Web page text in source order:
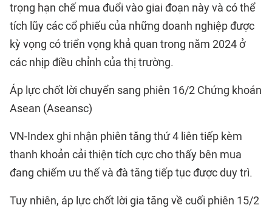
trọng hạn chế mua đuổi vào giai đoạn này và có thể
tích lũy các cổ phiếu của những doanh nghiệp được
kỳ vọng có triển vọng khả quan trong năm 2024 ở
các nhịp điều chỉnh của thị trường.
Áp lực chốt lời chuyển sang phiên 16/2 Chứng khoán
Asean (Aseansc)
VN-Index ghi nhận phiên tăng thứ 4 liên tiếp kèm
thanh khoản cải thiện tích cực cho thấy bên mua
đang chiếm ưu thế và đà tăng tiếp tục được duy trì.
Tuy nhiên, áp lực chốt lời gia tăng về cuối phiên 15/2